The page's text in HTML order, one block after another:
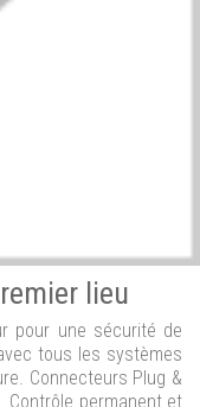
lieu
pour une sécurité de
tous les systèmes
Connecteurs Plug &
Contrôle permanent et